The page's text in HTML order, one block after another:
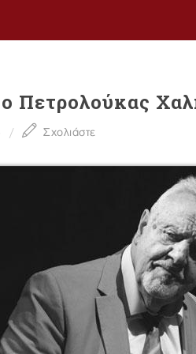
Πετρολούκας
Σχολιάστε